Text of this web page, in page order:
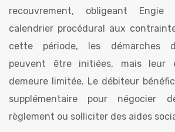
recouvrement, obligeant
calendrier procédural aux
cette période, les démarches
peuvent être initiées, mais leur
demeure limitée. Le débiteur
supplémentaire pour négocier
règlement ou solliciter des aides